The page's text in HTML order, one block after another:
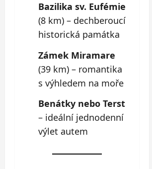
Bazilika sv. Eufémie
(8 km) – dechberoucí
historická památka
Zámek Miramare
(39 km) – romantika
s výhledem na moře
Benátky nebo Terst
– ideální jednodenní
výlet autem